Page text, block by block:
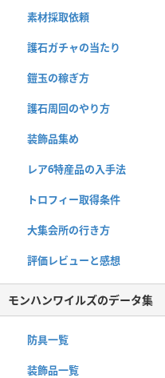
素材採取依頼
護石ガチャの当たり
鎧玉の稼ぎ方
護石周回のやり方
装飾品集め
レア6特産品の入手法
トロフィー取得条件
大集会所の行き方
評価レビューと感想
モンハンワイルズのデータ集
防具一覧
装飾品一覧